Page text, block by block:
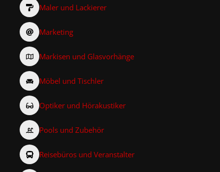
Maler und Lackierer
Marketing
Markisen und Glasvorhänge
Möbel und Tischler
Optiker und Hörakustiker
Pools und Zubehör
Reisebüros und Veranstalter